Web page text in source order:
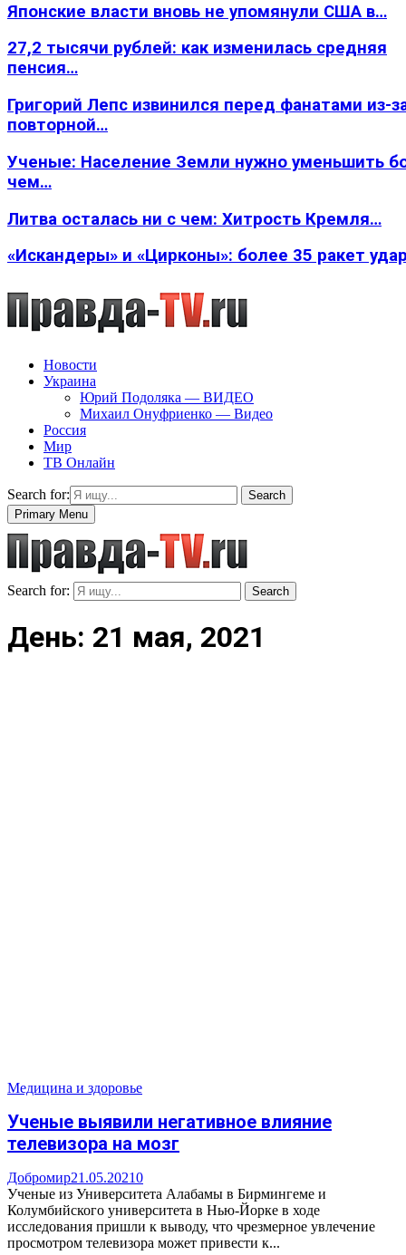
Японские власти вновь не упомянули США в…
27,2 тысячи рублей: как изменилась средняя
пенсия…
Григорий Лепс извинился перед фанатами из-
повторной…
Ученые: Население Земли нужно уменьшить
чем…
Литва осталась ни с чем: Хитрость Кремля…
«Искандеры» и «Цирконы»: более 35 ракет
Новости
Украина
Юрий Подоляка — ВИДЕО
Михаил Онуфриенко — Видео
Россия
Мир
ТВ Онлайн
Search for:
Search
Primary Menu
Search for: Search
День: 21 мая, 2021
Медицина и здоровье
Ученые выявили негативное влияние
телевизора на мозг
Добромир21.05.20210
Ученые из Университета Алабамы в Бирмингеме и
Колумбийского университета в Нью-Йорке в ходе
исследования пришли к выводу, что чрезмерное увлечение
просмотром телевизора может привести к...